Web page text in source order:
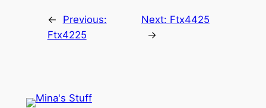
←
Previous:
Ftx4225
Next: Ftx4425
→